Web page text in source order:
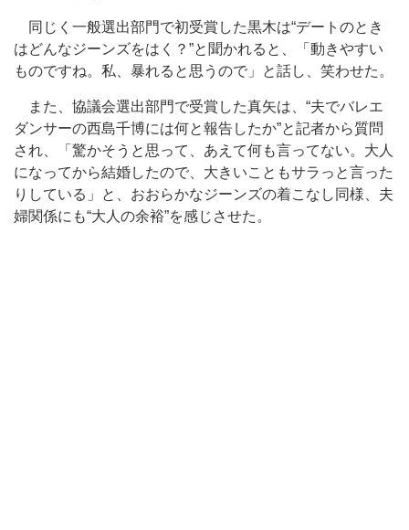
同じく一般選出部門で初受賞した黒木は“デートのとき
はどんなジーンズをはく？”と聞かれると、「動きやすい
ものですね。私、暴れると思うので」と話し、笑わせた。
また、協議会選出部門で受賞した真矢は、“夫でバレエ
ダンサーの西島千博には何と報告したか”と記者から質問
され、「驚かそうと思って、あえて何も言ってない。大人
になってから結婚したので、大きいこともサラっと言った
りしている」と、おおらかなジーンズの着こなし同様、夫
婦関係にも“大人の余裕”を感じさせた。